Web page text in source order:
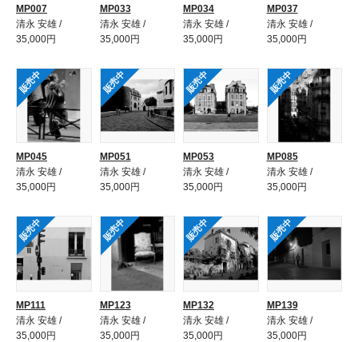
MP007
清永 安雄 /
35,000円
MP033
清永 安雄 /
35,000円
MP034
清永 安雄 /
35,000円
MP037
清永 安雄 /
35,000円
販売中
MP045
清永 安雄 /
35,000円
販売中
MP051
清永 安雄 /
35,000円
販売中
MP053
清永 安雄 /
35,000円
販売中
MP085
清永 安雄 /
35,000円
販売中
MP111
清永 安雄 /
35,000円
販売中
MP123
清永 安雄 /
35,000円
販売中
MP132
清永 安雄 /
35,000円
販売中
MP139
清永 安雄 /
35,000円